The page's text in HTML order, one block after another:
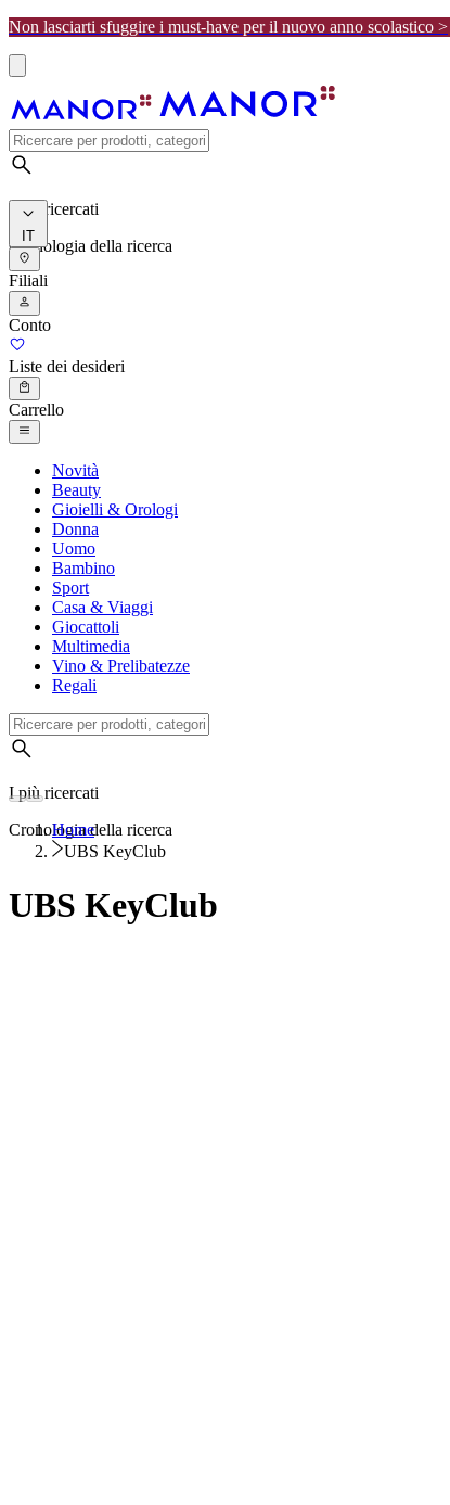
Non lasciarti sfuggire i must-have per il nuovo anno scolastico >
I più ricercati
Cronologia della ricerca
IT
Filiali
Conto
Liste dei desideri
Carrello
Novità
Beauty
Gioielli & Orologi
Donna
Uomo
Bambino
Sport
Casa & Viaggi
Giocattoli
Multimedia
Vino & Prelibatezze
Regali
I più ricercati
Cronologia della ricerca
Home
UBS KeyClub
UBS KeyClub